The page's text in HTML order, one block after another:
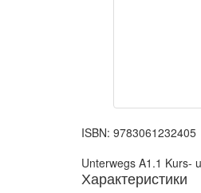
ISBN: 9783061232405
Unterwegs A1.1 Kurs-
Характеристики